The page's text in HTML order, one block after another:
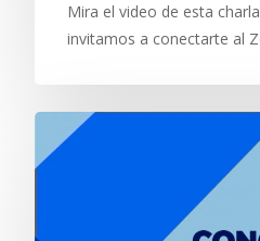
Mira el video de esta
invitamos a conectarte al